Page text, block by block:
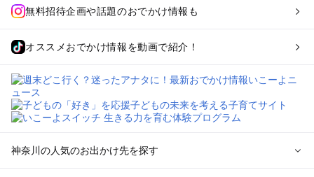
無料招待企画や話題のおでかけ情報も
オススメおでかけ情報を動画で紹介！
神奈川の人気のお出かけ先を探す